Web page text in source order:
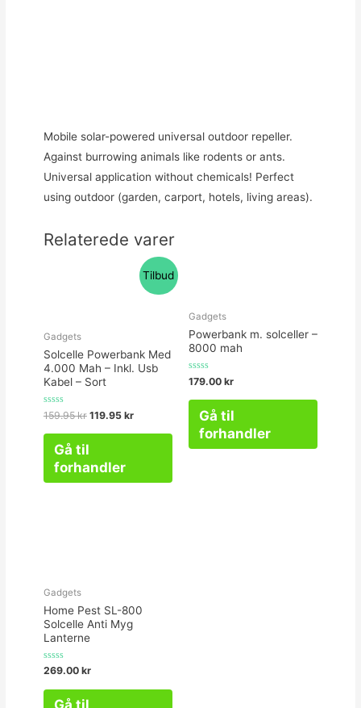
Mobile solar-powered universal outdoor repeller.
Against burrowing animals like rodents or ants.
Universal application without chemicals! Perfect
using outdoor (garden, carport, hotels, living areas).
Relaterede varer
Tilbud
Gadgets
Solcelle Powerbank Med
4.000 Mah – Inkl. Usb
Kabel – Sort
Vurderet
0
159.95kr 119.95 kr
Gå til
forhandler
Gadgets
Powerbank m. solceller –
8000 mah
Vurderet
0
179.00 kr
Gå til
forhandler
Gadgets
Home Pest SL-800
Solcelle Anti Myg
Lanterne
Vurderet
269.00 kr